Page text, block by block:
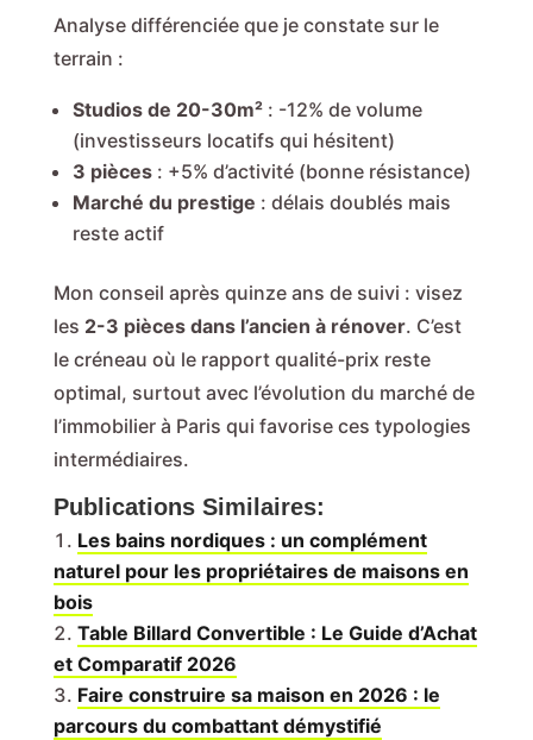
Analyse différenciée que je constate sur le
terrain :
Studios de 20-30m²: -12% de volume
(investisseurs locatifs qui hésitent)
3 pièces: +5% d’activité (bonne résistance)
Marché du prestige : délais doublés mais
reste actif
Mon conseil après quinze ans de suivi : visez
les 2-3 pièces dans l’ancien à rénover. C’est
le créneau où le rapport qualité-prix reste
optimal, surtout avec l’évolution du marché de
l’immobilier à Paris qui favorise ces typologies
intermédiaires.
Publications Similaires:
Les bains nordiques : un complément
naturel pour les propriétaires de maisons en
bois
Table Billard Convertible : Le Guide d’Achat
et Comparatif 2026
Faire construire sa maison en 2026 : le
parcours du combattant démystifié